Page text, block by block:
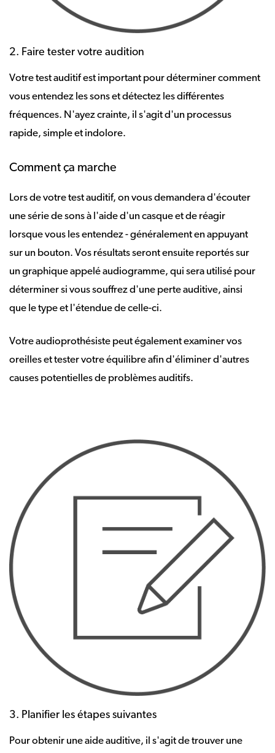
2. Faire tester votre audition
Votre test auditif est important pour déterminer comment
vous entendez les sons et détectez les différentes
fréquences. N'ayez crainte, il s'agit d'un processus
rapide, simple et indolore.
Comment ça marche
Lors de votre test auditif, on vous demandera d'écouter
une série de sons à l'aide d'un casque et de réagir
lorsque vous les entendez - généralement en appuyant
sur un bouton. Vos résultats seront ensuite reportés sur
un graphique appelé audiogramme, qui sera utilisé pour
déterminer si vous souffrez d'une perte auditive, ainsi
que le type et l'étendue de celle-ci.
Votre audioprothésiste peut également examiner vos
oreilles et tester votre équilibre afin d'éliminer d'autres
causes potentielles de problèmes auditifs.
3. Planifier les étapes suivantes
Pour obtenir une aide auditive, il s'agit de trouver une